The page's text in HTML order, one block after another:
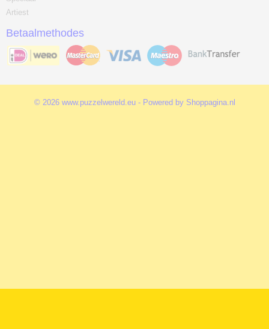
Artiest
Betaalmethodes
© 2026 www.puzzelwereld.eu - Powered by Shoppagina.nl